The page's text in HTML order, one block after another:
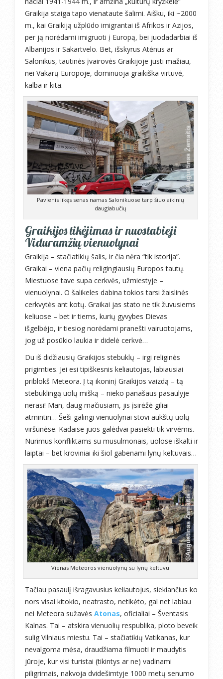
Graikija staiga tapo vienataute šalimi. Aišku, iki ~2000
m., kai Graikiją užplūdo imigrantai iš Afrikos ir Azijos,
per ją norėdami imigruoti į Europą, bei juodadarbiai iš
Albanijos ir Sakartvelo. Bet, išskyrus Atėnus ar
Salonikus, tautinės įvairovės Graikijoje justi mažiau,
nei Vakarų Europoje, dominuoja graikiška virtuvė,
kalba ir kita.
Pavienis likęs senas namas Salonikuose tarp šiuolaikinių
daugiabučių
Graikijos tikėjimas ir nuostabieji
Viduramžių vienuolynai
Graikija – stačiatikių šalis, ir čia nėra “tik istorija”.
Graikai – viena pačių religingiausių Europos tautų.
Miestuose tave supa cerkvės, užmiestyje –
vienuolynai. O šalikeles dabina tokios tarsi žaislinės
cerkvytės ant kotų. Graikai jas stato ne tik žuvusiems
keliuose – bet ir tiems, kurių gyvybes Dievas
išgelbėjo, ir tiesiog norėdami pranešti vairuotojams,
jog už posūkio laukia ir didelė cerkvė…
Du iš didžiausių Graikijos stebuklų – irgi religinės
prigimties. Jei esi tipiškesnis keliautojas, labiausiai
priblokš Meteora. Į tą ikoninį Graikijos vaizdą – tą
stebuklingą uolų mišką – nieko panašaus pasaulyje
nerasi! Man, daug mačiusiam, jis įsirėžė giliai
atmintin… Šeši galingi vienuolynai stovi aukštų uolų
viršūnėse. Kadaise juos galėdvai pasiekti tik virvėmis.
Nurimus konfliktams su musulmonais, uolose iškalti ir
laiptai – bet kroviniai iki šiol gabenami lynų keltuvais…
Vienas Meteoros vienuolynų su lynų keltuvu
Tačiau pasaulį išragavusius keliautojus, siekiančius ko
nors visai kitokio, neatrasto, netikėto, gal net labiau
nei Meteora sužavės Atonas, oficialiai – Šventasis
Kalnas. Tai – atskira vienuolių respublika, ploto beveik
sulig Vilniaus miestu. Tai – stačiatikių Vatikanas, kur
nevalgoma mėsa, draudžiama filmuoti ir maudytis
jūroje, kur visi turistai (tikintys ar ne) vadinami
piligrimais, nakvoja dvidešimtyje 1000 metų senumo